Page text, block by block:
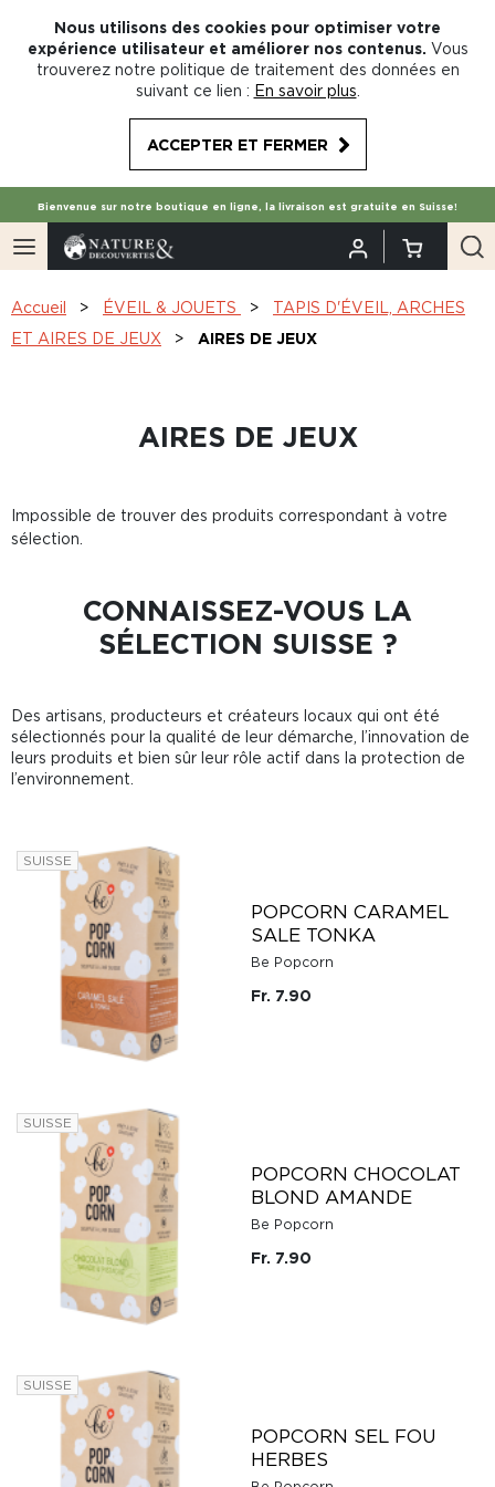
Nous utilisons des cookies pour optimiser votre
expérience utilisateur et améliorer nos contenus. Vous
trouverez notre politique de traitement des données en
suivant ce lien : En savoir plus
ACCEPTER ET FERMER
Bienvenue sur notre boutique en ligne, la livraison est gratuite en Suisse!
Accueil ÉVEIL & JOUETS
TAPIS D'ÉVEIL, ARCHES
ET AIRES DE JEUX
AIRES DE JEUX
AIRES DE JEUX
Impossible de trouver des produits correspondant à votre
sélection.
CONNAISSEZ-VOUS LA
SÉLECTION SUISSE ?
Des artisans, producteurs et créateurs locaux qui ont été
sélectionnés pour la qualité de leur démarche, l’innovation de
leurs produits et bien sûr leur rôle actif dans la protection de
l’environnement.
SUISSE
POPCORN CARAMEL
SALE TONKA
Be Popcorn
Fr. 7.90
SUISSE
POPCORN CHOCOLAT
BLOND AMANDE
Be Popcorn
Fr. 7.90
SUISSE
POPCORN SEL FOU
HERBES